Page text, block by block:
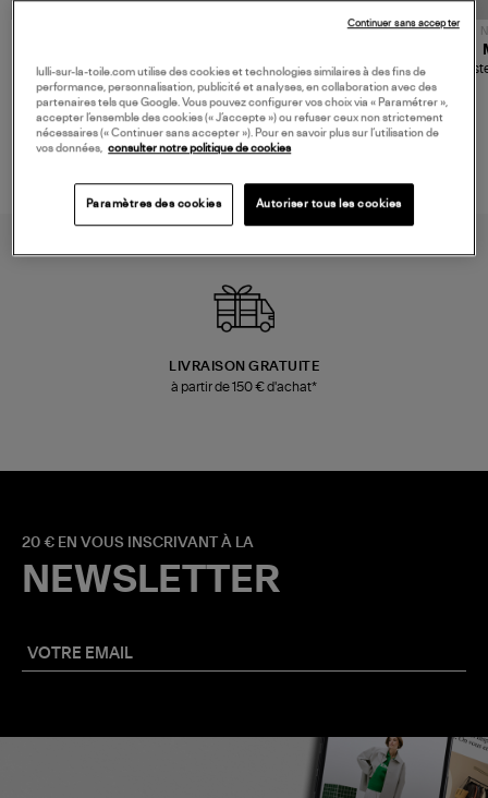
480,00 €
Sac Bobi S Cuir Lamé
Champagne
NOUVELLE COLLECTION
189,00 €
Mocassins Killian Sport
Mousse
LIVRAISON GRATUITE
à partir de 150 € d'achat*
20 € EN VOUS INSCRIVANT À LA
NEWSLETTER
lulli-sur-la-toile.com utilise des cookies et technologies similaires à des fins de
performance, personnalisation, publicité et analyses, en collaboration avec des
partenaires tels que Google. Vous pouvez configurer vos choix via « Paramétrer »,
accepter l’ensemble des cookies (« J’accepte ») ou refuser ceux non strictement
nécessaires (« Continuer sans accepter »). Pour en savoir plus sur l’utilisation de
vos données,
consulter notre politique de cookies
Paramètres des cookies Autoriser tous les cookies
Continuer sans accepter